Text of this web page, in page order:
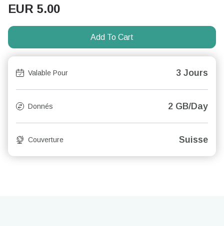
EUR 5.00
Add To Cart
Valable Pour 3 Jours
Donnés 2 GB/Day
Couverture Suisse